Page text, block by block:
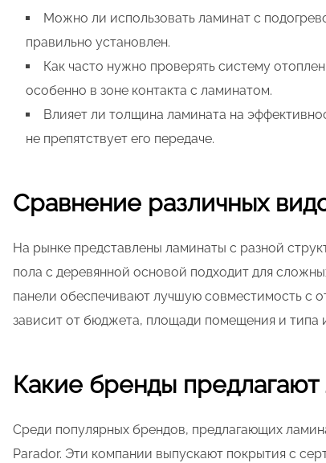
Можно ли использовать ламинат с
правильно установлен.
Как часто нужно проверять систему
особенно в зоне контакта с ламинатом.
Влияет ли толщина ламината на
не препятствует его передаче.
Сравнение различных
На рынке представлены ламинаты с разной
пола с деревянной основой подходит для
панели обеспечивают лучшую совместимость с
зависит от бюджета, площади помещения и типа
Какие бренды
Среди популярных брендов, предлагающих
Parador. Эти компании выпускают покрытия с